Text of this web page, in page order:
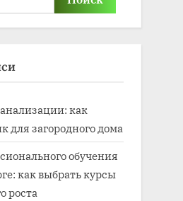
как
для загородного дома
обучения
как выбрать курсы
роста